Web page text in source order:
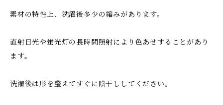
素材の特性上、洗濯後多少の縮みがあります。
直射日光や蛍光灯の長時間照射により色あせすることがあり
ます。
洗濯後は形を整えてすぐに陰干ししてください。